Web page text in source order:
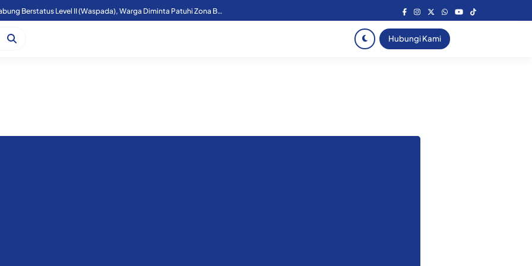
Aktivitas Gunung Sinabung Berstatus Level II (Waspada), Warga Diminta Patuhi Zona Bahaya
Hubungi Kami